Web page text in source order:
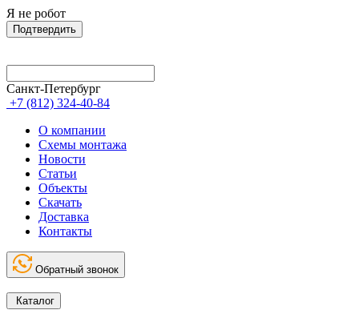
Я не робот
Подтвердить
Санкт-Петербург
+7 (812) 324-40-84
О компании
Схемы монтажа
Новости
Статьи
Объекты
Скачать
Доставка
Контакты
Обратный звонок
Каталог